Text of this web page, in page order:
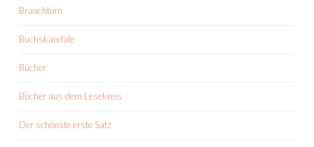
Brauchtum
Buchskandale
Bücher
Bücher aus dem Lesekreis
Der schönste erste Satz